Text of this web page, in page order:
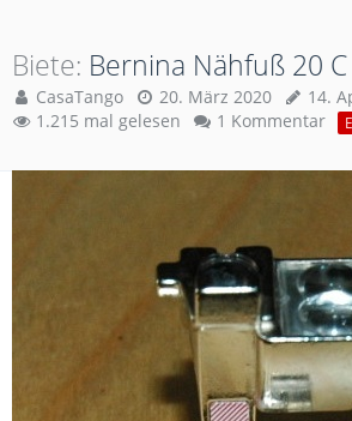
Biete Bernina Nähfuß 20 C
CasaTango 20. März 2020
14.
1.215 mal gelesen
1 Kommentar